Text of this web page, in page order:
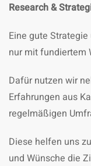
Research &
Eine gute
nur mit fundiertem
Dafür nutzen wir
Erfahrungen aus
regelmäßigen
Diese helfen uns
und Wünsche die